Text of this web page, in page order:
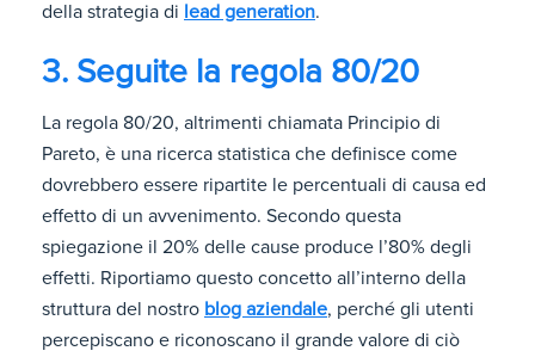
della strategia di lead generation.
3. Seguite la regola 80/20
La regola 80/20, altrimenti chiamata Principio di
Pareto, è una ricerca statistica che definisce come
dovrebbero essere ripartite le percentuali di causa ed
effetto di un avvenimento. Secondo questa
spiegazione il 20% delle cause produce l’80% degli
effetti. Riportiamo questo concetto all’interno della
struttura del nostro blog aziendale, perché gli utenti
percepiscano e riconoscano il grande valore di ciò